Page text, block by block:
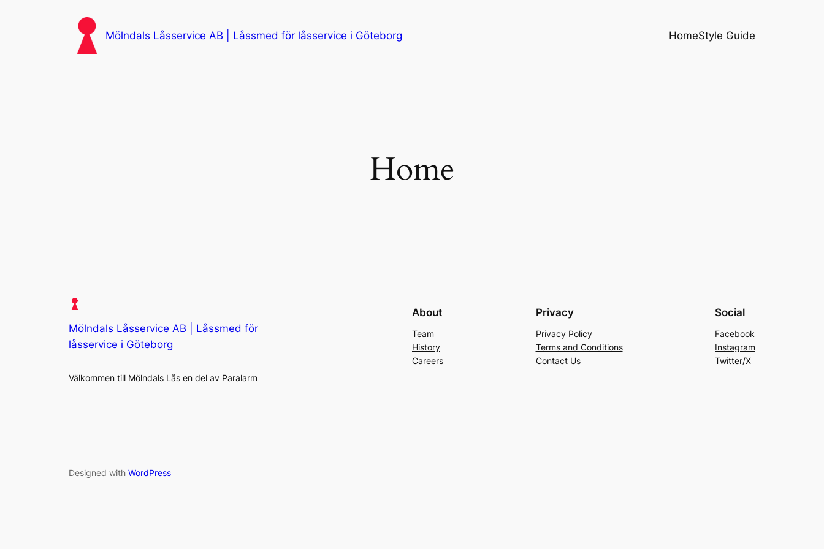
Mölndals Låsservice AB | Låssmed för låsservice i Göteborg HomeStyle Guide
Home
Mölndals Låsservice AB | Låssmed för
låsservice i Göteborg
Välkommen till Mölndals Lås en del av Paralarm
About
Team
History
Careers
Privacy
Privacy Policy
Terms and Conditions
Contact Us
Social
Facebook
Instagram
Twitter/X
Designed with WordPress